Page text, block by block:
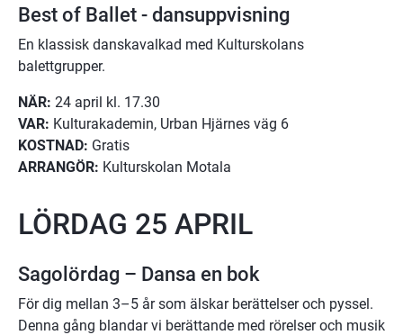
Best of Ballet - dansuppvisning
En klassisk danskavalkad med Kulturskolans
balettgrupper.
NÄR: 24 april kl. 17.30
VAR: Kulturakademin, Urban Hjärnes väg 6
KOSTNAD: Gratis
ARRANGÖR: Kulturskolan Motala
LÖRDAG 25 APRIL
Sagolördag – Dansa en bok
För dig mellan 3–5 år som älskar berättelser och pyssel.
Denna gång blandar vi berättande med rörelser och musik